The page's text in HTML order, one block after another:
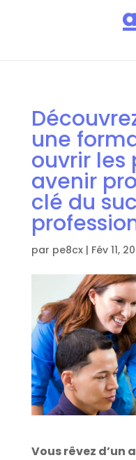
une
ouvrir les
avenir
clé du
par pe8cx| Fév 11,
Vous rêvez d’un